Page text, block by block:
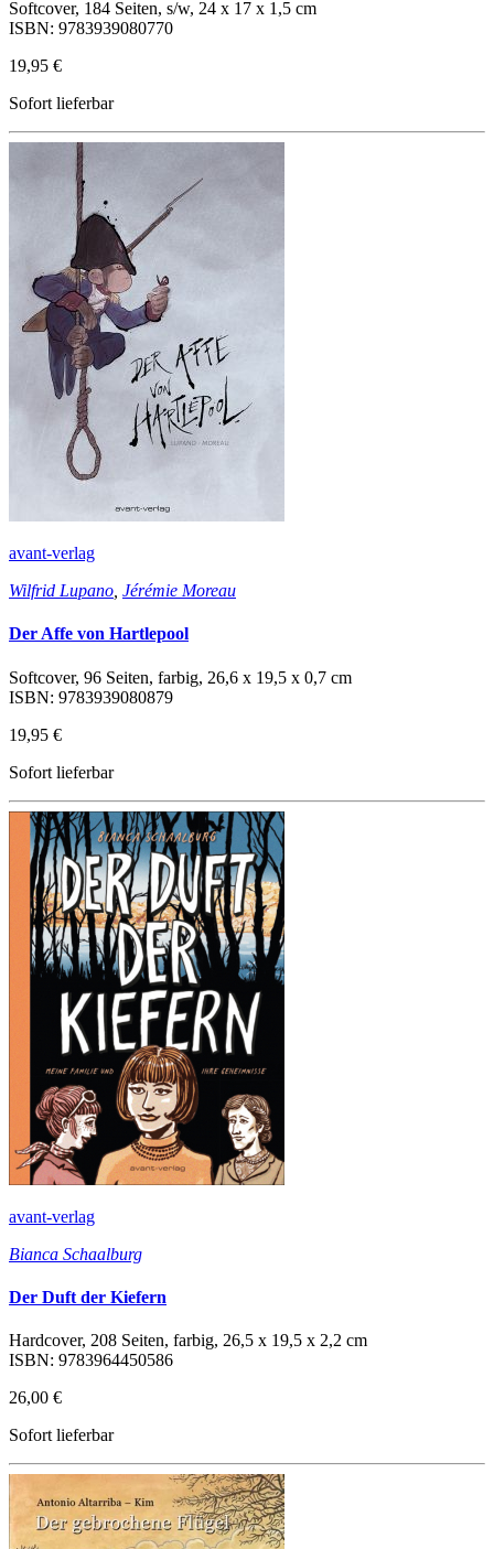
Softcover, 184 Seiten, s/w, 24 x 17 x 1,5 cm
ISBN: 9783939080770
19,95 €
Sofort lieferbar
avant-verlag
Wilfrid Lupano Jérémie Moreau
Der Affe von Hartlepool
Softcover, 96 Seiten, farbig, 26,6 x 19,5 x 0,7 cm
ISBN: 9783939080879
19,95 €
Sofort lieferbar
avant-verlag
Bianca Schaalburg
Der Duft der Kiefern
Hardcover, 208 Seiten, farbig, 26,5 x 19,5 x 2,2 cm
ISBN: 9783964450586
26,00 €
Sofort lieferbar